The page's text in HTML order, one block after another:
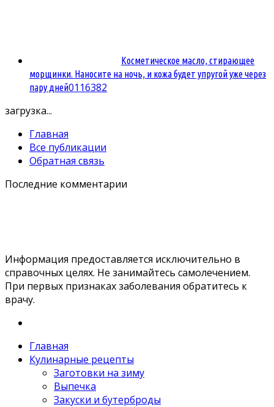
Косметическое масло, стирающее
морщинки. Наносите на ночь, и кожа будет упругой уже через
пару дней0116382
загрузка...
Главная
Все публикации
Обратная связь
Последние комментарии
Информация предоставляется исключительно в
справочных целях. Не занимайтесь самолечением.
При первых признаках заболевания обратитесь к
врачу.
Главная
Кулинарные рецепты
Заготовки на зиму
Выпечка
Закуски и бутерброды